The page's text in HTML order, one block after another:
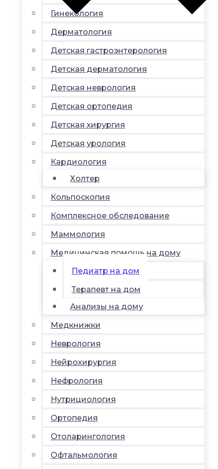
Гинекология
Дерматология
Детская гастроэнтерология
Детская дерматология
Детская неврология
Детская ортопедия
Детская хирургия
Детская урология
Кардиология
Холтер
Кольпоскопия
Комплексное обследование
Маммология
Медицинская помощь на дому
Педиатр на дом
Терапевт на дом
Анализы на дому
Медкнижки
Неврология
Нейрохирургия
Нефрология
Нутрициология
Ортопедия
Отоларингология
Офтальмология